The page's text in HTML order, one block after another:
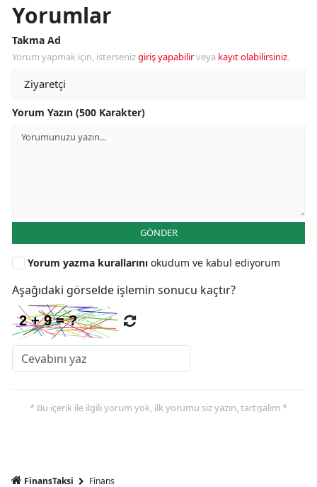
Yorumlar
Takma Ad
Yorum yapmak için, istersenizgiriş yapabilirveya kayıt olabilirsiniz.
Yorum Yazın (500 Karakter)
GÖNDER
Yorum yazma kurallarını okudum ve kabul ediyorum
Aşağıdaki görselde işlemin sonucu kaçtır?
* Bu içerik ile ilgili yorum yok, ilk yorumu siz yazın, tartışalım *
FinansTaksi Finans